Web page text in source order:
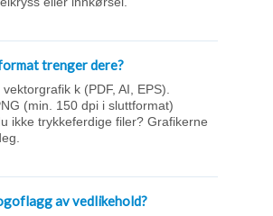
trenger dere?
k (PDF, AI, EPS).
(min. 150 dpi i sluttformat)
ikke trykkeferdige filer? Grafikerne
av vedlikehold?